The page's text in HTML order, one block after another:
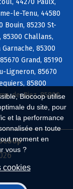
Biocoop utilise
du site, pour
et la performance
en toute
moment en
vous ?
cookies
44270 Paulx,
le-Tenu, 44580
Bouin, 85230 St-
85300 Challans,
85300
Grand, 85190
Ligneron, 85670
85800
de-Riez, 85800